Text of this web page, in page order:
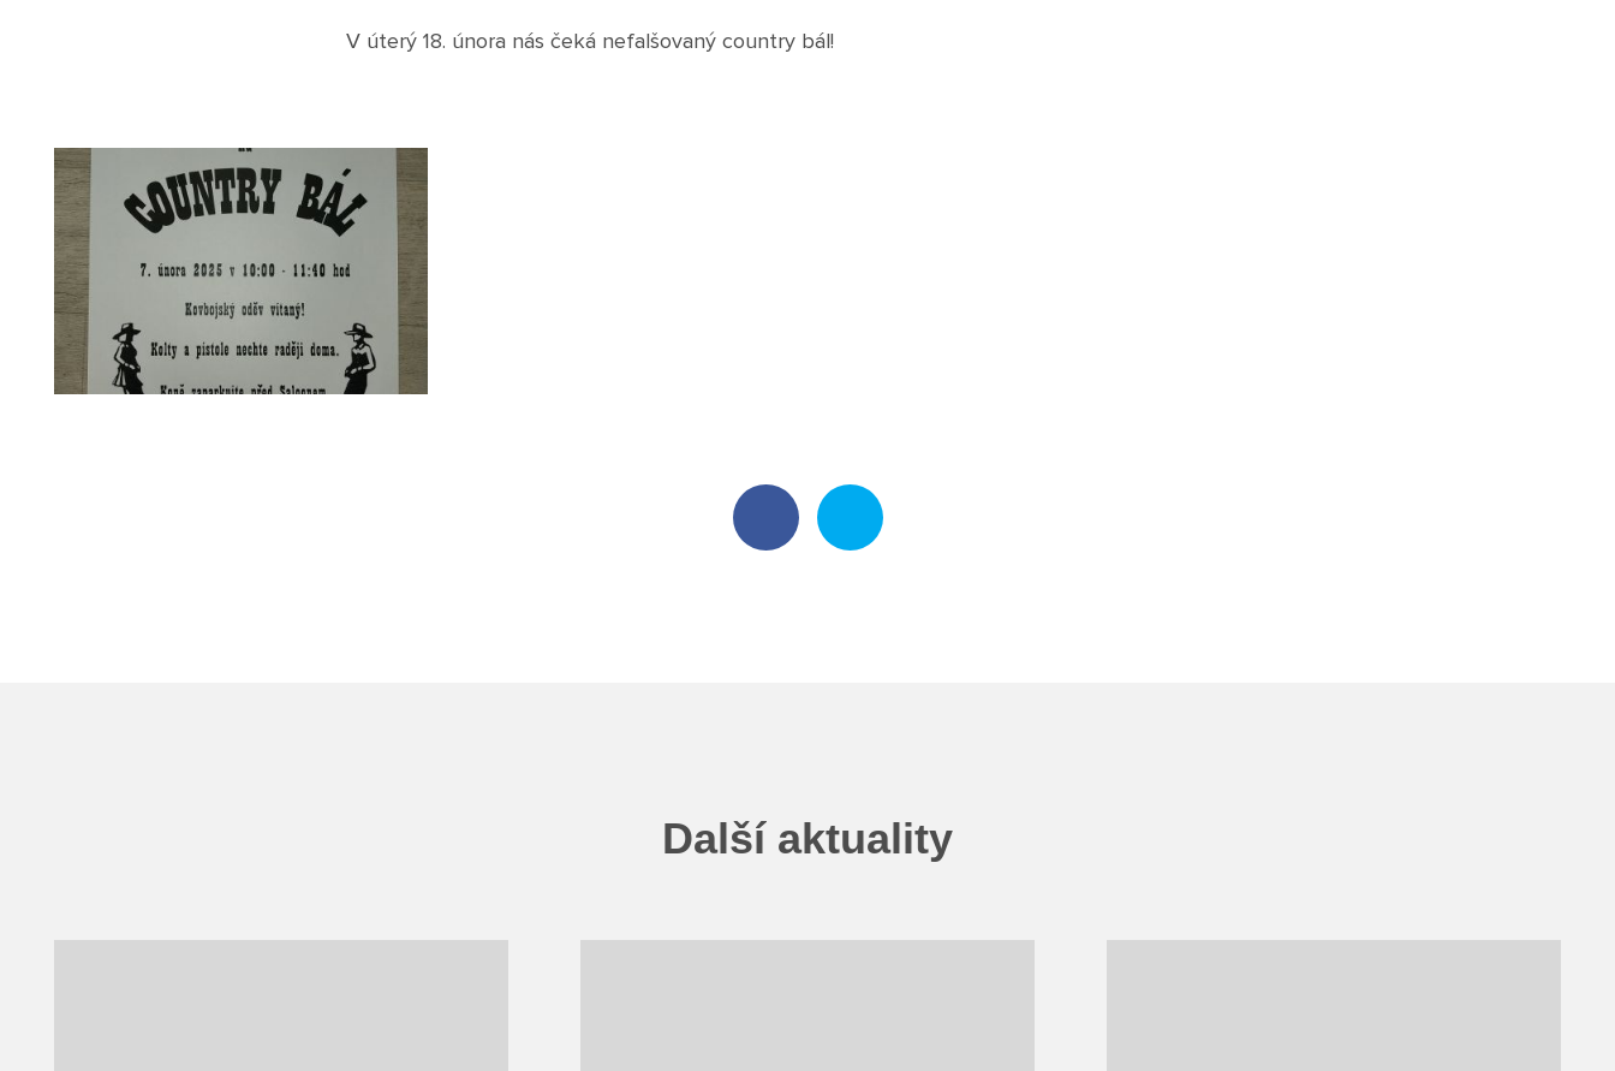
V úterý 18. února nás čeká nefalšovaný country bál!
Další aktuality